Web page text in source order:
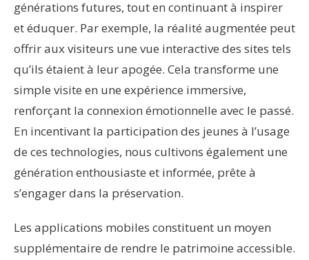
générations futures, tout en continuant à inspirer
et éduquer. Par exemple, la réalité augmentée peut
offrir aux visiteurs une vue interactive des sites tels
qu’ils étaient à leur apogée. Cela transforme une
simple visite en une expérience immersive,
renforçant la connexion émotionnelle avec le passé.
En incentivant la participation des jeunes à l’usage
de ces technologies, nous cultivons également une
génération enthousiaste et informée, prête à
s’engager dans la préservation.
Les applications mobiles constituent un moyen
supplémentaire de rendre le patrimoine accessible.